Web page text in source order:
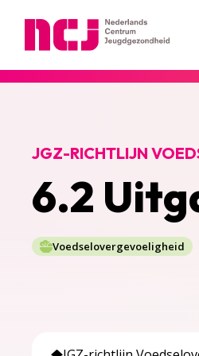
6.2
JGZ-RICHTLIJN
Voedselovergevoeligheid